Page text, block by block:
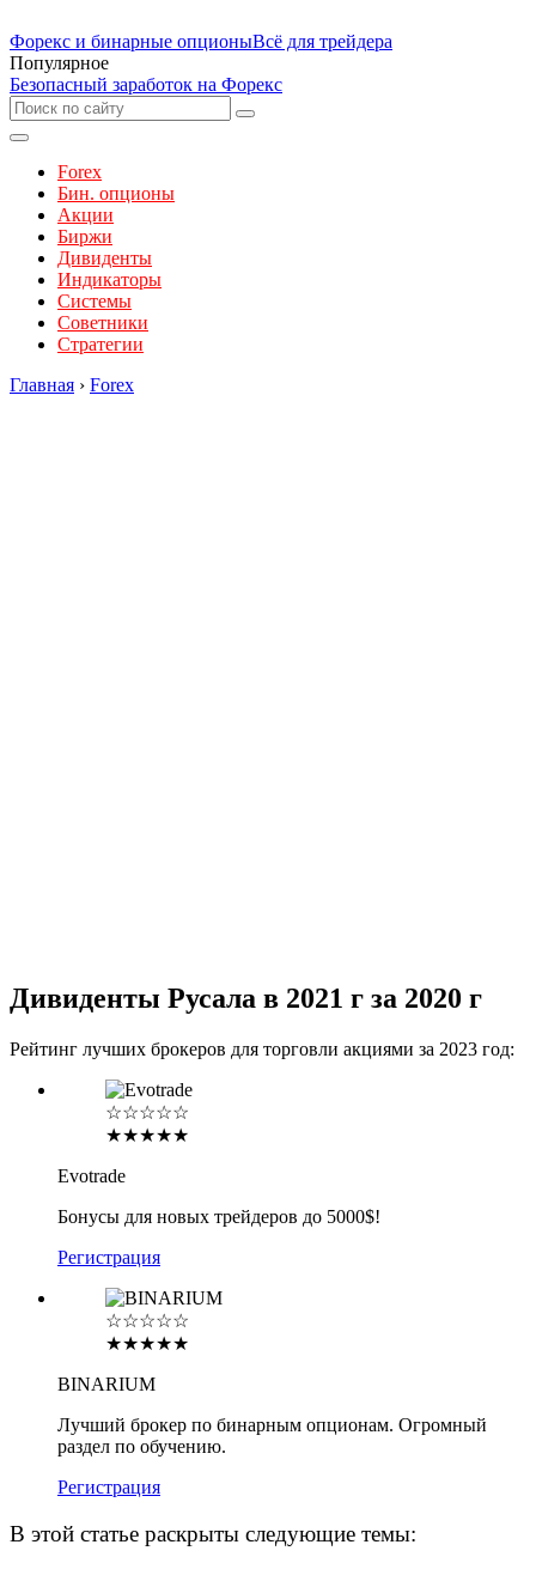
Форекс и бинарные опционыВсё для трейдера
Популярное
Безопасный заработок на Форекс
Forex
Бин. опционы
Акции
Биржи
Дивиденты
Индикаторы
Системы
Советники
Стратегии
Главная › Forex
Дивиденты Русала в 2021 г за 2020 г
Рейтинг лучших брокеров для торговли акциями за 2023 год:
☆☆☆☆☆
★★★★★
Evotrade
Бонусы для новых трейдеров до 5000$!
Регистрация
☆☆☆☆☆
★★★★★
BINARIUM
Лучший брокер по бинарным опционам. Огромный
раздел по обучению.
Регистрация
В этой статье раскрыты следующие темы: